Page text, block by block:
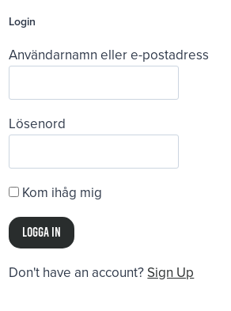
Login
Användarnamn eller e-postadress
Lösenord
Kom ihåg mig
Don't have an account? Sign Up